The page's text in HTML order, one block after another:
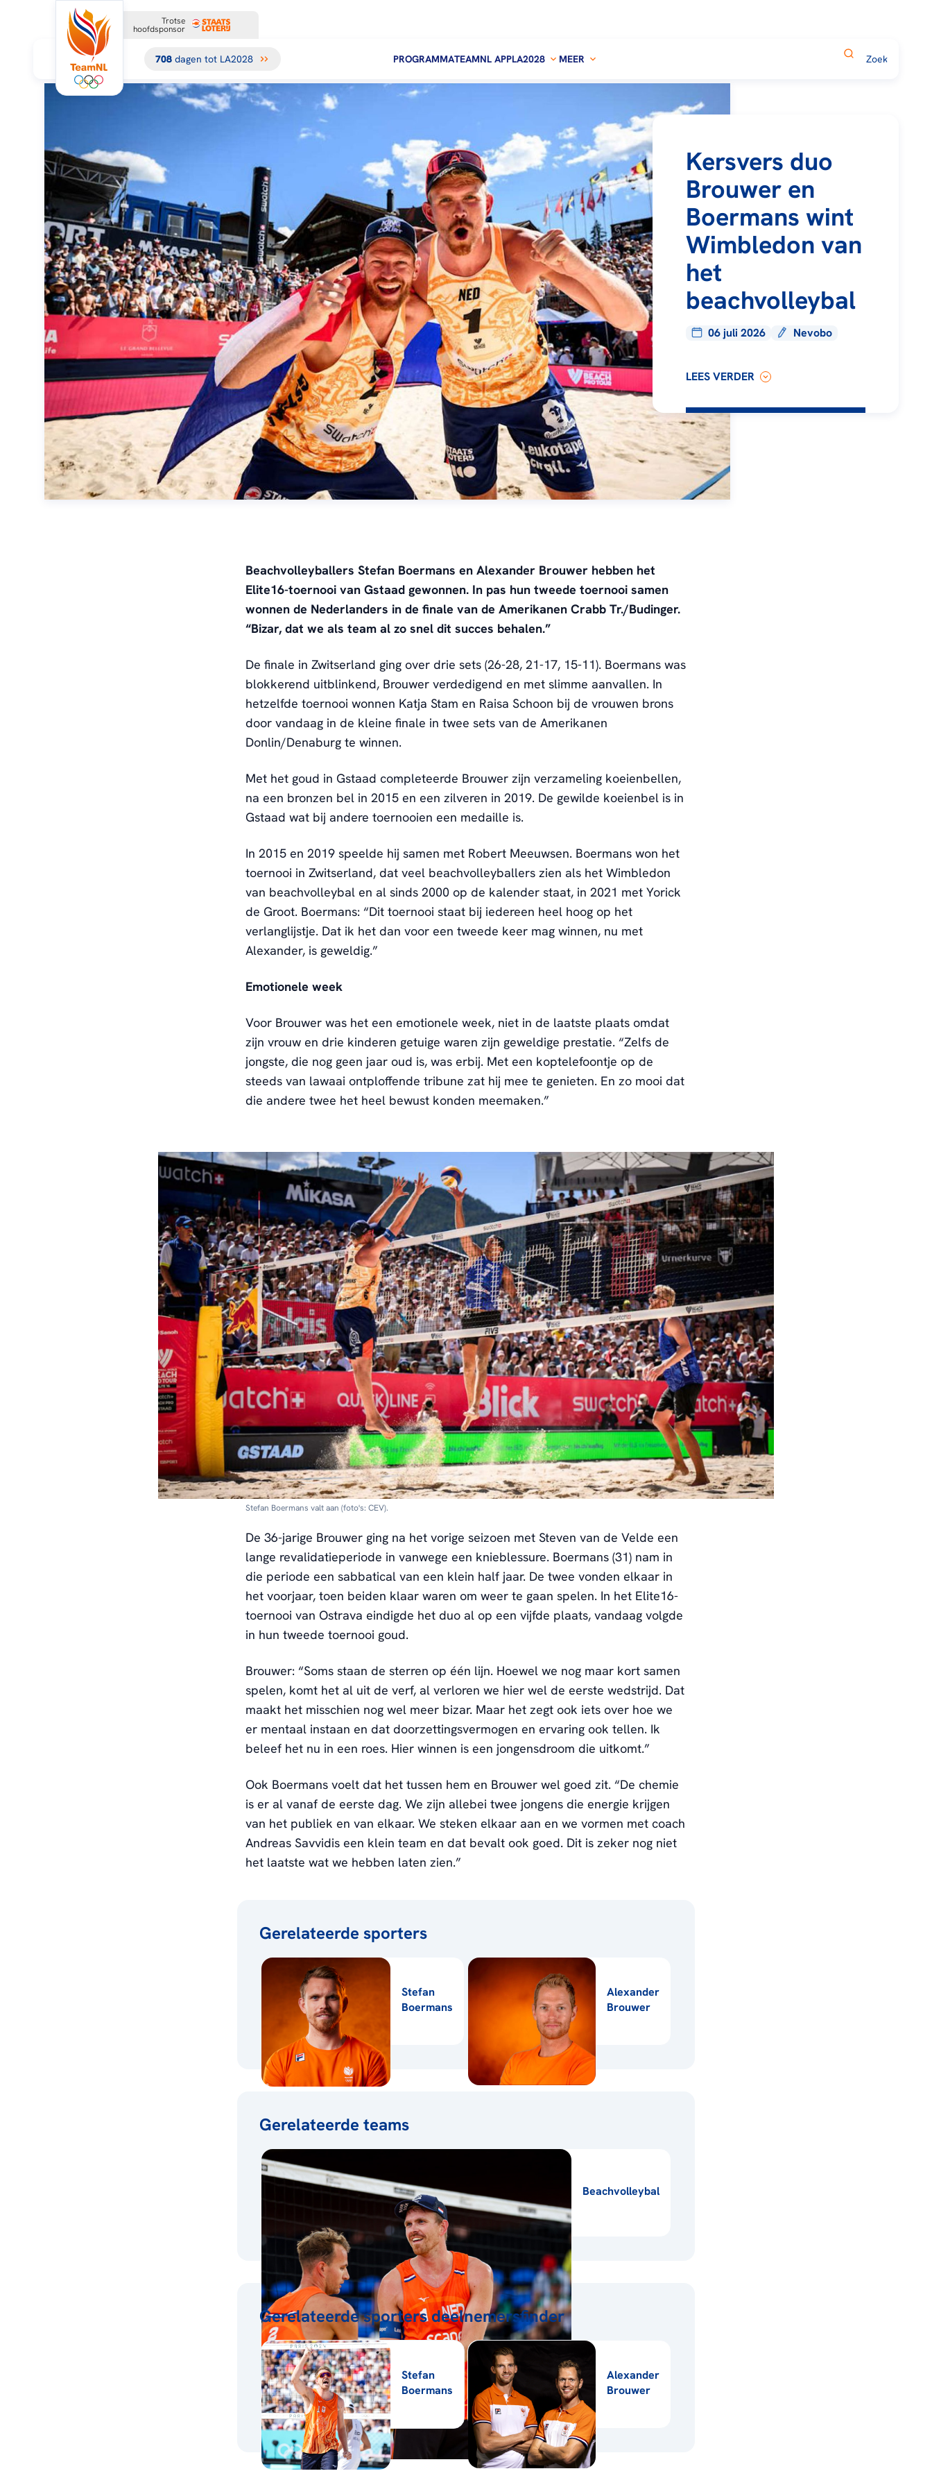
Trotse
hoofdsponsor
708 dagen tot LA2028 PROGRAMMATEAMNL APPLA2028 MEER
Kersvers duo
Brouwer en
Boermans wint
Wimbledon van
het
beachvolleybal
06 juli 2026 Nevobo
LEES VERDER
Beachvolleyballers Stefan Boermans en Alexander Brouwer hebben het
Elite16-toernooi van Gstaad gewonnen. In pas hun tweede toernooi samen
wonnen de Nederlanders in de finale van de Amerikanen Crabb Tr./Budinger.
“Bizar, dat we als team al zo snel dit succes behalen.”
De finale in Zwitserland ging over drie sets (26-28, 21-17, 15-11). Boermans was
blokkerend uitblinkend, Brouwer verdedigend en met slimme aanvallen. In
hetzelfde toernooi wonnen Katja Stam en Raisa Schoon bij de vrouwen brons
door vandaag in de kleine finale in twee sets van de Amerikanen
Donlin/Denaburg te winnen.
Met het goud in Gstaad completeerde Brouwer zijn verzameling koeienbellen,
na een bronzen bel in 2015 en een zilveren in 2019. De gewilde koeienbel is in
Gstaad wat bij andere toernooien een medaille is.
In 2015 en 2019 speelde hij samen met Robert Meeuwsen. Boermans won het
toernooi in Zwitserland, dat veel beachvolleyballers zien als het Wimbledon
van beachvolleybal en al sinds 2000 op de kalender staat, in 2021 met Yorick
de Groot. Boermans: “Dit toernooi staat bij iedereen heel hoog op het
verlanglijstje. Dat ik het dan voor een tweede keer mag winnen, nu met
Alexander, is geweldig.”
Emotionele week
Voor Brouwer was het een emotionele week, niet in de laatste plaats omdat
zijn vrouw en drie kinderen getuige waren zijn geweldige prestatie. “Zelfs de
jongste, die nog geen jaar oud is, was erbij. Met een koptelefoontje op de
steeds van lawaai ontploffende tribune zat hij mee te genieten. En zo mooi dat
die andere twee het heel bewust konden meemaken.”
Stefan Boermans valt aan (foto's: CEV).
De 36-jarige Brouwer ging na het vorige seizoen met Steven van de Velde een
lange revalidatieperiode in vanwege een knieblessure. Boermans (31) nam in
die periode een sabbatical van een klein half jaar. De twee vonden elkaar in
het voorjaar, toen beiden klaar waren om weer te gaan spelen. In het Elite16-
toernooi van Ostrava eindigde het duo al op een vijfde plaats, vandaag volgde
in hun tweede toernooi goud.
Brouwer: “Soms staan de sterren op één lijn. Hoewel we nog maar kort samen
spelen, komt het al uit de verf, al verloren we hier wel de eerste wedstrijd. Dat
maakt het misschien nog wel meer bizar. Maar het zegt ook iets over hoe we
er mentaal instaan en dat doorzettingsvermogen en ervaring ook tellen. Ik
beleef het nu in een roes. Hier winnen is een jongensdroom die uitkomt.”
Ook Boermans voelt dat het tussen hem en Brouwer wel goed zit. “De chemie
is er al vanaf de eerste dag. We zijn allebei twee jongens die energie krijgen
van het publiek en van elkaar. We steken elkaar aan en we vormen met coach
Andreas Savvidis een klein team en dat bevalt ook goed. Dit is zeker nog niet
het laatste wat we hebben laten zien.”
Gerelateerde sporters
Stefan
Boermans
Alexander
Brouwer
Gerelateerde teams
Beachvolleybal
Gerelateerde sporters deelnemersfinder
Stefan
Boermans
Alexander
Brouwer